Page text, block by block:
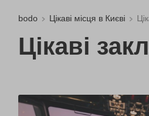
bodo Цікаві місця в Києві
Цікаві